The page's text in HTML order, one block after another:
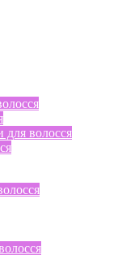
для волосся